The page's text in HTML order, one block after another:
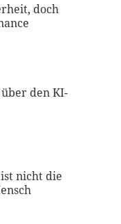
doch
den KI-
nicht die